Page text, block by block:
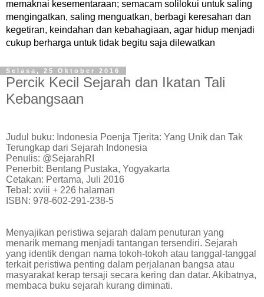
memaknai kesementaraan; semacam solilokui untuk saling
mengingatkan, saling menguatkan, berbagi keresahan dan
kegetiran, keindahan dan kebahagiaan, agar hidup menjadi
cukup berharga untuk tidak begitu saja dilewatkan
Selasa, 25 Oktober 2016
Percik Kecil Sejarah dan Ikatan Tali
Kebangsaan
Judul buku: Indonesia Poenja Tjerita: Yang Unik dan Tak
Terungkap dari Sejarah Indonesia
Penulis: @SejarahRI
Penerbit: Bentang Pustaka, Yogyakarta
Cetakan: Pertama, Juli 2016
Tebal: xviii + 226 halaman
ISBN: 978-602-291-238-5
Menyajikan peristiwa sejarah dalam penuturan yang
menarik memang menjadi tantangan tersendiri. Sejarah
yang identik dengan nama tokoh-tokoh atau tanggal-tanggal
terkait peristiwa penting dalam perjalanan bangsa atau
masyarakat kerap tersaji secara kering dan datar. Akibatnya,
membaca buku sejarah kurang diminati.